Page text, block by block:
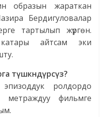
образын жараткан
Бердигуловалар
тартылып жүргөн.
айтсам эки
түшкндүрсүз?
эпизоддук ролдордо
метраждуу фильмге